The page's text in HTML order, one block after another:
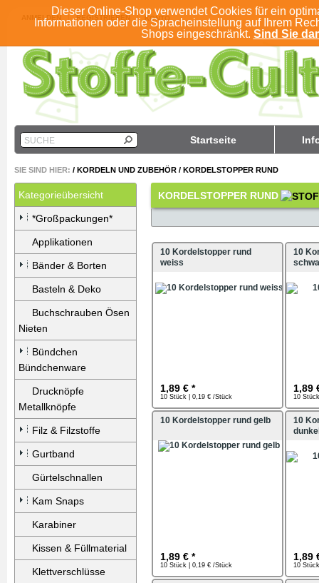
Dieser Online-Shop verwendet Cookies für ein
Informationen oder die Spracheinstellung auf Ihrem
Shops eingeschränkt. Sind Sie
ANMELDEN REGISTRIEREN KONTO
Startseite
SUCHE
SIE SIND HIER: / KORDELN UND ZUBEHÖR / KORDELSTOPPER RUND
Kategorieübersicht
*Großpackungen*
Applikationen
Bänder & Borten
Basteln & Deko
Buchschrauben Ösen
Nieten
Bündchen
Bündchenware
Drucknöpfe
Metallknöpfe
Filz & Filzstoffe
Gurtband
Gürtelschnallen
Kam Snaps
Karabiner
Kissen & Füllmaterial
Klettverschlüsse
KORDELSTOPPER RUND
10 Kordelstopper rund
weiss
1,89 € *
10 Stück | 0,19 € /Stück
10
1,89
10
10 Kordelstopper rund gelb
1,89 € *
10 Stück | 0,19 € /Stück
10
1,89
10